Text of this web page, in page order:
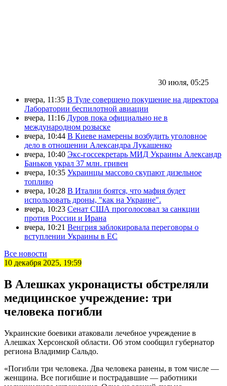
30 июля, 05:25
вчера, 11:35 В Туле совершено покушение на директора
Лаборатории беспилотной авиации
вчера, 11:16 Дуров пока официально не в
международном розыске
вчера, 10:44 В Киеве намерены возбудить уголовное
дело в отношении Александра Лукашенко
вчера, 10:40 Экс-госсекретарь МИД Украины Александр
Баньков украл 37 млн. гривен
вчера, 10:35 Украинцы массово скупают дизельное
топливо
вчера, 10:28 В Италии боятся, что мафия будет
использовать дроны, "как на Украине".
вчера, 10:23 Сенат США проголосовал за санкции
против России и Ирана
вчера, 10:21 Венгрия заблокировала переговоры о
вступлении Украины в ЕС
Все новости
10 декабря 2025, 19:59
В Алешках укронацисты обстреляли
медицинское учреждение: три
человека погибли
Украинские боевики атаковали лечебное учреждение в
Алешках Херсонской области. Об этом сообщил губернатор
региона Владимир Сальдо.
«Погибли три человека. Два человека ранены, в том числе —
женщина. Все погибшие и пострадавшие — работники